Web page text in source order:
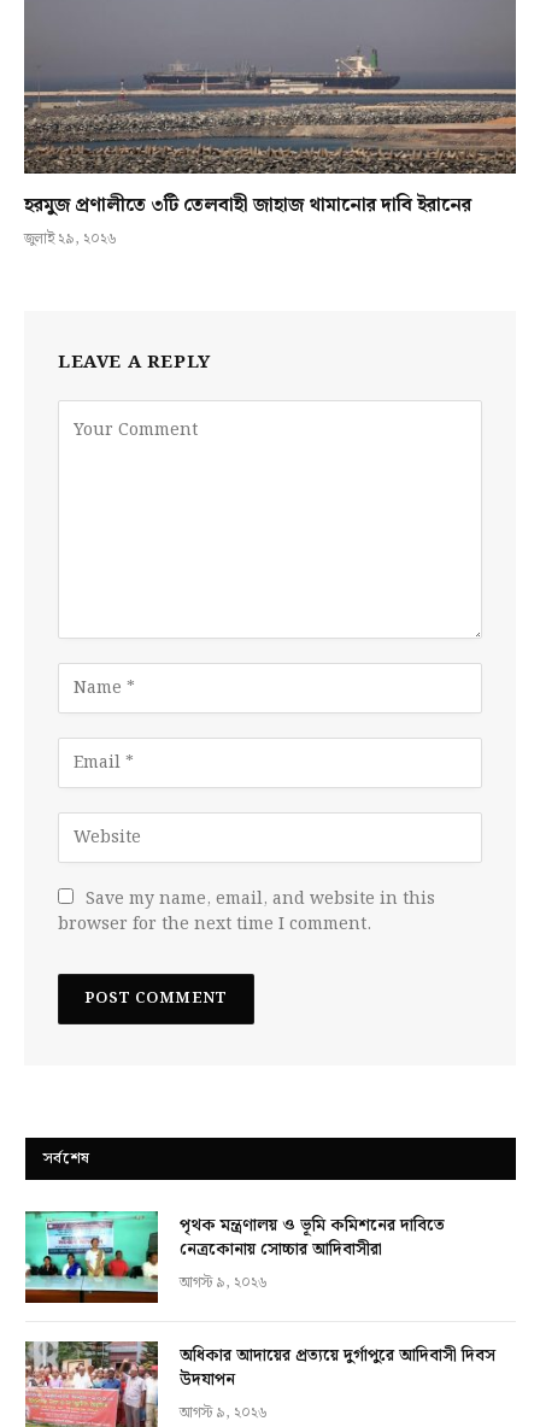
হরমুজ প্রণালীতে ৩টি তেলবাহী জাহাজ থামানোর দাবি ইরানের
জুলাই ২৯, ২০২৬
LEAVE A REPLY
Save my name, email, and website in this
browser for the next time I comment.
সর্বশেষ
পৃথক মন্ত্রণালয় ও ভূমি কমিশনের দাবিতে
নেত্রকোনায় সোচ্চার আদিবাসীরা
আগস্ট ৯, ২০২৬
অধিকার আদায়ের প্রত্যয়ে দুর্গাপুরে আদিবাসী দিবস
উদযাপন
আগস্ট ৯, ২০২৬